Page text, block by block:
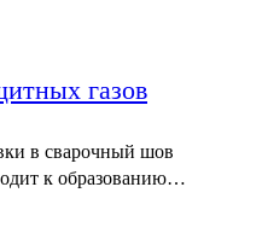
газов
в сварочный шов
к образованию…